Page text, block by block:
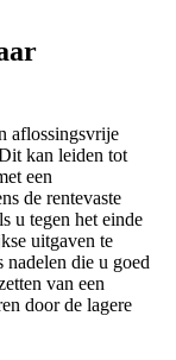
aflossingsvrije
kan leiden tot
een
de rentevaste
u tegen het einde
uitgaven te
die u goed
van een
door de lagere